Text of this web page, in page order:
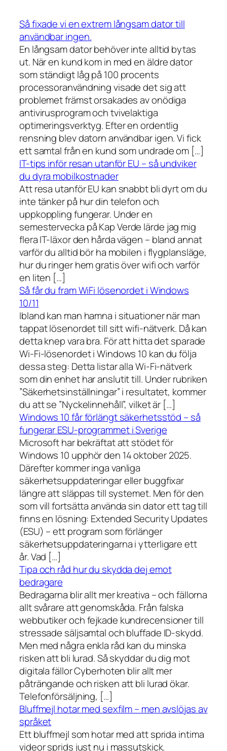
Så fixade vi en extrem långsam dator till
användbar ingen.
En långsam dator behöver inte alltid bytas
ut. När en kund kom in med en äldre dator
som ständigt låg på 100 procents
processoranvändning visade det sig att
problemet främst orsakades av onödiga
antivirusprogram och tvivelaktiga
optimeringsverktyg. Efter en ordentlig
rensning blev datorn användbar igen. Vi fick
ett samtal från en kund som undrade om […]
IT-tips inför resan utanför EU – så undviker
du dyra mobilkostnader
Att resa utanför EU kan snabbt bli dyrt om du
inte tänker på hur din telefon och
uppkoppling fungerar. Under en
semestervecka på Kap Verde lärde jag mig
flera IT-läxor den hårda vägen – bland annat
varför du alltid bör ha mobilen i flygplansläge,
hur du ringer hem gratis över wifi och varför
en liten […]
Så får du fram WiFi lösenordet i Windows
10/11
Ibland kan man hamna i situationer när man
tappat lösenordet till sitt wifi-nätverk. Då kan
detta knep vara bra. För att hitta det sparade
Wi-Fi-lösenordet i Windows 10 kan du följa
dessa steg: Detta listar alla Wi-Fi-nätverk
som din enhet har anslutit till. Under rubriken
”Säkerhetsinställningar” i resultatet, kommer
du att se ”Nyckelinnehåll”, vilket är […]
Windows 10 får förlängt säkerhetsstöd – så
fungerar ESU-programmet i Sverige
Microsoft har bekräftat att stödet för
Windows 10 upphör den 14 oktober 2025.
Därefter kommer inga vanliga
säkerhetsuppdateringar eller buggfixar
längre att släppas till systemet. Men för den
som vill fortsätta använda sin dator ett tag till
finns en lösning: Extended Security Updates
(ESU) – ett program som förlänger
säkerhetsuppdateringarna i ytterligare ett
år. Vad […]
Tipa och råd hur du skydda dej emot
bedragare
Bedragarna blir allt mer kreativa – och fällorna
allt svårare att genomskåda. Från falska
webbutiker och fejkade kundrecensioner till
stressade säljsamtal och bluffade ID-skydd.
Men med några enkla råd kan du minska
risken att bli lurad. Så skyddar du dig mot
digitala fällor Cyberhoten blir allt mer
påträngande och risken att bli lurad ökar.
Telefonförsäljning, […]
Bluffmejl hotar med sexfilm – men avslöjas av
språket
Ett bluffmejl som hotar med att sprida intima
videor sprids just nu i massutskick.